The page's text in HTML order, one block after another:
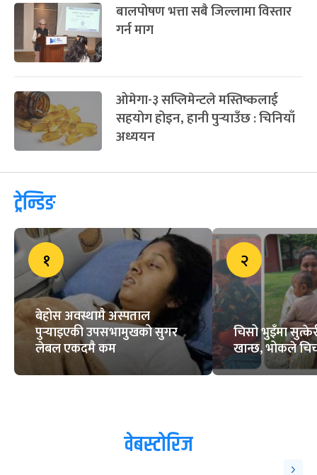
बालपोषण भत्ता सबै जिल्लामा विस्तार
गर्न माग
ओमेगा-३ सप्लिमेन्टले मस्तिष्कलाई
सहयोग होइन, हानी पुर्‍याउँछ : चिनियाँ
अध्ययन
ट्रेन्डिङ
१
बेहोस अवस्थामै अस्पताल
पुर्‍याइएकी उपसभामुखको सुगर
लेबल एकदमै कम
२
चिसो भुइँमा
खान्छ, भोकले
वेबस्टोरिज